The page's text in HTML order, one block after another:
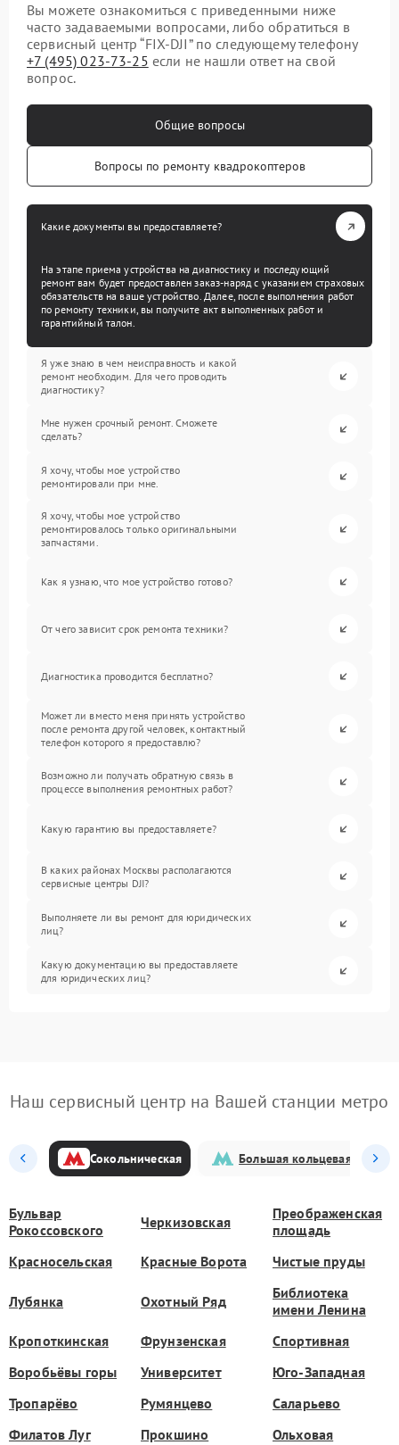
Вы можете ознакомиться с приведенными ниже
часто задаваемыми вопросами, либо обратиться в
сервисный центр “FIX-DJI” по следующему телефону
+7 (495) 023-73-25 если не нашли ответ на свой
вопрос.
Общие вопросы
Вопросы по ремонту квадрокоптеров
Какие документы вы предоставляете?
На этапе приема устройства на диагностику и последующий
ремонт вам будет предоставлен заказ-наряд с указанием страховых
обязательств на ваше устройство. Далее, после выполнения работ
по ремонту техники, вы получите акт выполненных работ и
гарантийный талон.
Я уже знаю в чем неисправность и какой
ремонт необходим. Для чего проводить
диагностику?
Мне нужен срочный ремонт. Сможете
сделать?
Я хочу, чтобы мое устройство
ремонтировали при мне.
Я хочу, чтобы мое устройство
ремонтировалось только оригинальными
запчастями.
Как я узнаю, что мое устройство готово?
От чего зависит срок ремонта техники?
Диагностика проводится бесплатно?
Может ли вместо меня принять устройство
после ремонта другой человек, контактный
телефон которого я предоставлю?
Возможно ли получать обратную связь в
процессе выполнения ремонтных работ?
Какую гарантию вы предоставляете?
В каких районах Москвы располагаются
сервисные центры DJI?
Выполняете ли вы ремонт для юридических
лиц?
Какую документацию вы предоставляете
для юридических лиц?
Наш сервисный центр на Вашей станции метро
Сокольническая Большая кольцевая
Бульвар
Рокоссовского
Черкизовская
Преображенская
площадь
Красносельская
Красные Ворота Чистые пруды
Лубянка Охотный Ряд
Библиотека
имени Ленина
Кропоткинская
Фрунзенская
Спортивная
Воробьёвы горы
Университет
Юго-Западная
Тропарёво
Румянцево
Саларьево
Филатов Луг
Прокшино Ольховая